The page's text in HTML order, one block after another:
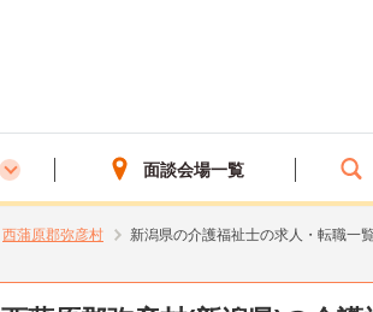
面談会場一覧
西蒲原郡弥彦村 新潟県の介護福祉士の求人・転職一